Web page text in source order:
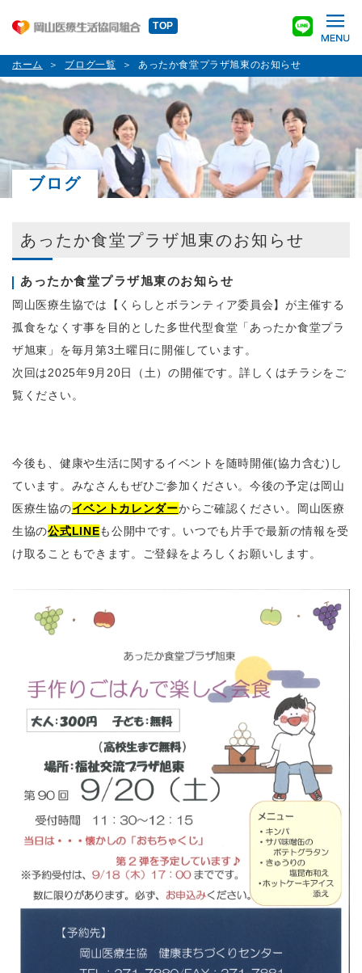
TOP
ホーム ブログ一覧 あったか食堂プラザ旭東のお知らせ
ブログ
あったか食堂プラザ旭東のお知らせ
あったか食堂プラザ旭東のお知らせ
岡山医療生協では【くらしとボランティア委員会】が主催する
孤食をなくす事を目的とした多世代型食堂「あったか食堂プラ
ザ旭東」を毎月第3土曜日に開催しています。
次回は2025年9月20日（土）の開催です。詳しくはチラシをご
覧ください。
今後も、健康や生活に関するイベントを随時開催(協力含む)し
ています。みなさんもぜひご参加ください。今後の予定は岡山
医療生協のイベントカレンダーからご確認ください。岡山医療
生協の公式LINEも公開中です。いつでも片手で最新の情報を受
け取ることもできます。ご登録をよろしくお願いします。